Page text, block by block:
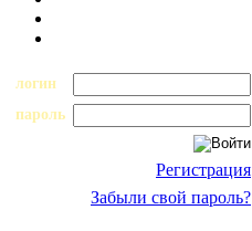
логин
пароль
Регистрация
Забыли свой пароль?